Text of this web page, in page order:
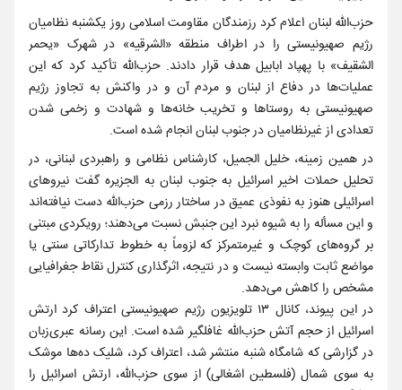
حزب‌الله لبنان اعلام کرد رزمندگان مقاومت اسلامی روز یکشنبه نظامیان
رژیم صهیونیستی را در اطراف منطقه «الشرقیه» در شهرک «یحمر
الشقیف» با پهپاد ابابیل هدف قرار دادند. حزب‌الله تأکید کرد که این
عملیات‌‌ها ‌در دفاع از لبنان و مردم آن و در واکنش به تجاوز رژیم
صهیونیستی به روستاها و تخریب خانه‌ها و شهادت و زخمی شدن
تعدادی از غیرنظامیان در جنوب لبنان انجام شده است.
در همین زمینه، خلیل الجمیل، کارشناس نظامی و راهبردی لبنانی، در
تحلیل حملات اخیر اسرائیل به جنوب لبنان به الجزیره گفت نیروهای
اسرائیلی هنوز به نفوذی عمیق در ساختار رزمی حزب‌الله دست نیافته‌اند
و این مسأله را به شیوه نبرد این جنبش نسبت می‌دهند؛ رویکردی مبتنی
بر گروه‌های کوچک و غیرمتمرکز که لزوماً به خطوط تدارکاتی سنتی یا
مواضع ثابت وابسته نیست و در نتیجه، اثرگذاری کنترل نقاط جغرافیایی
مشخص را کاهش می‌دهد.
در این پیوند، کانال ۱۳ تلویزیون رژیم صهیونیستی اعتراف کرد ارتش
اسرائیل از حجم آتش حزب‌الله غافلگیر شده است. این رسانه عبری‌زبان
در گزارشی که شامگاه شنبه منتشر شد، اعتراف کرد، شلیک ده‌ها موشک
به سوی شمال (فلسطین اشغالی) از سوی حزب‌الله، ارتش اسرائیل را